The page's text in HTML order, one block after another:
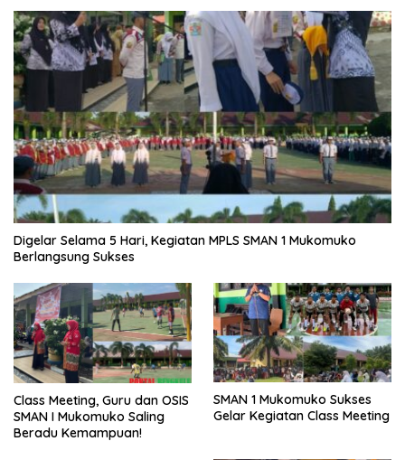
Digelar Selama 5 Hari, Kegiatan MPLS SMAN 1 Mukomuko
Berlangsung Sukses
Class Meeting, Guru dan OSIS
SMAN I Mukomuko Saling
Beradu Kemampuan!
SMAN 1 Mukomuko Sukses
Gelar Kegiatan Class Meeting